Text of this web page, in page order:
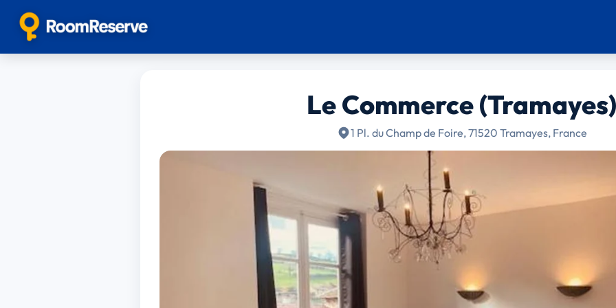
Le Commerce (Tramayes)
1 Pl. du Champ de Foire, 71520 Tramayes, France